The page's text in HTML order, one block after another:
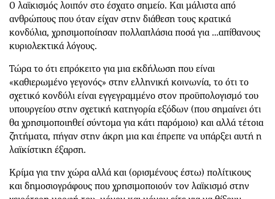
Ο λαϊκισμός λοιπόν στο έσχατο σημείο. Και μάλιστα από
ανθρώπους που όταν είχαν στην διάθεση τους κρατικά
κονδύλια, χρησιμοποίησαν πολλαπλάσια ποσά για …απίθανους
κυριολεκτικά λόγους.
Τώρα το ότι επρόκειτο για μια εκδήλωση που είναι
«καθιερωμένο γεγονός» στην ελληνική κοινωνία, το ότι το
σχετικό κονδύλι είναι εγγεγραμμένο στον προϋπολογισμό του
υπουργείου στην σχετική κατηγορία εξόδων (που σημαίνει ότι
θα χρησιμοποιηθεί σύντομα για κάτι παρόμοιο) και αλλά τέτοια
ζητήματα, πήγαν στην άκρη μια και έπρεπε να υπάρξει αυτή η
λαϊκίστικη έξαρση.
Κρίμα για την χώρα αλλά και (ορισμένους έστω) πολίτικους
και δημοσιογράφους που χρησιμοποιούν τον λαϊκισμό στην